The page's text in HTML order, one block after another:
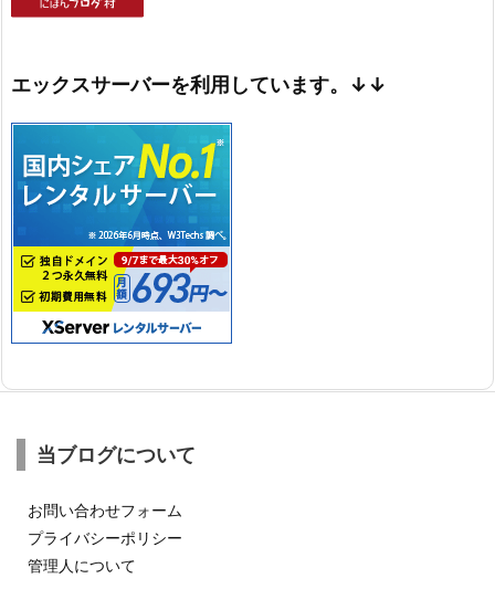
エックスサーバーを利用しています。↓↓
当ブログについて
お問い合わせフォーム
プライバシーポリシー
管理人について